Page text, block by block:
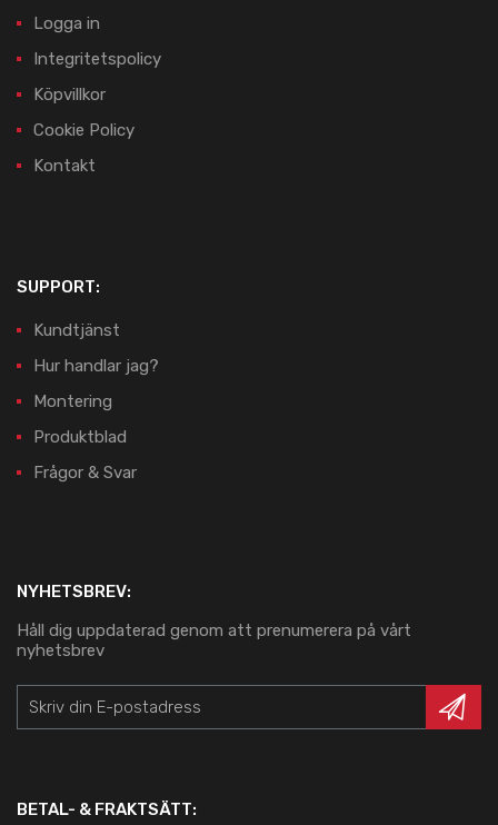
Logga in
Integritetspolicy
Köpvillkor
Cookie Policy
Kontakt
SUPPORT:
Kundtjänst
Hur handlar jag?
Montering
Produktblad
Frågor & Svar
NYHETSBREV:
Håll dig uppdaterad genom att prenumerera på vårt
nyhetsbrev
BETAL- & FRAKTSÄTT: